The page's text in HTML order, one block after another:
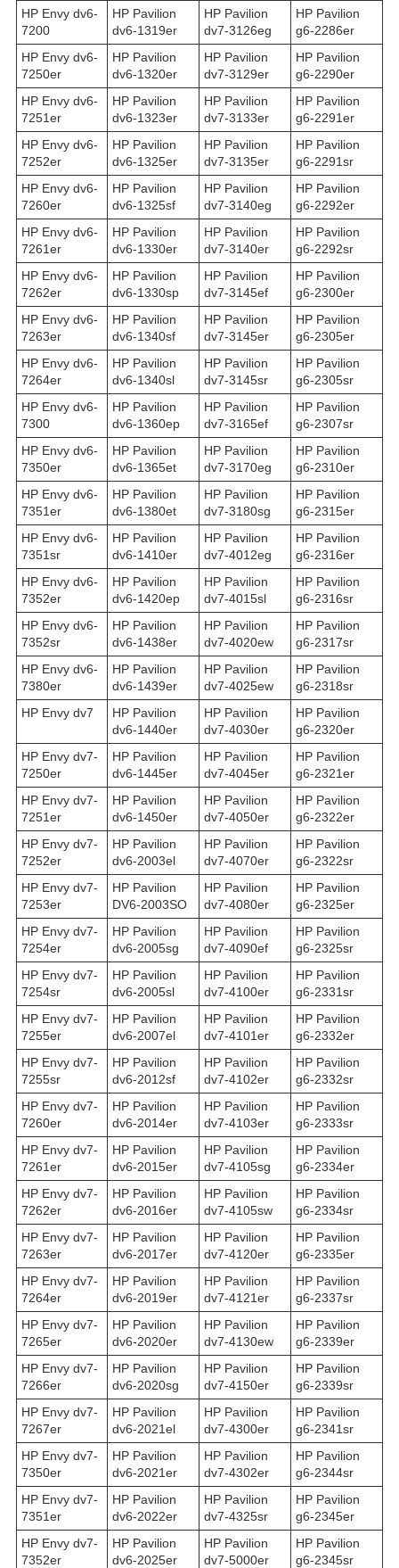
HP Envy dv6-
7200
HP Pavilion
dv6-1319er
HP Pavilion
dv7-3126eg
HP Pavilion
g6-2286er
HP Envy dv6-
7250er
HP Pavilion
dv6-1320er
HP Pavilion
dv7-3129er
HP Pavilion
g6-2290er
HP Envy dv6-
7251er
HP Pavilion
dv6-1323er
HP Pavilion
dv7-3133er
HP Pavilion
g6-2291er
HP Envy dv6-
7252er
HP Pavilion
dv6-1325er
HP Pavilion
dv7-3135er
HP Pavilion
g6-2291sr
HP Envy dv6-
7260er
HP Pavilion
dv6-1325sf
HP Pavilion
dv7-3140eg
HP Pavilion
g6-2292er
HP Envy dv6-
7261er
HP Pavilion
dv6-1330er
HP Pavilion
dv7-3140er
HP Pavilion
g6-2292sr
HP Envy dv6-
7262er
HP Pavilion
dv6-1330sp
HP Pavilion
dv7-3145ef
HP Pavilion
g6-2300er
HP Envy dv6-
7263er
HP Pavilion
dv6-1340sf
HP Pavilion
dv7-3145er
HP Pavilion
g6-2305er
HP Envy dv6-
7264er
HP Pavilion
dv6-1340sl
HP Pavilion
dv7-3145sr
HP Pavilion
g6-2305sr
HP Envy dv6-
7300
HP Pavilion
dv6-1360ep
HP Pavilion
dv7-3165ef
HP Pavilion
g6-2307sr
HP Envy dv6-
7350er
HP Pavilion
dv6-1365et
HP Pavilion
dv7-3170eg
HP Pavilion
g6-2310er
HP Envy dv6-
7351er
HP Pavilion
dv6-1380et
HP Pavilion
dv7-3180sg
HP Pavilion
g6-2315er
HP Envy dv6-
7351sr
HP Pavilion
dv6-1410er
HP Pavilion
dv7-4012eg
HP Pavilion
g6-2316er
HP Envy dv6-
7352er
HP Pavilion
dv6-1420ep
HP Pavilion
dv7-4015sl
HP Pavilion
g6-2316sr
HP Envy dv6-
7352sr
HP Pavilion
dv6-1438er
HP Pavilion
dv7-4020ew
HP Pavilion
g6-2317sr
HP Envy dv6-
7380er
HP Pavilion
dv6-1439er
HP Pavilion
dv7-4025ew
HP Pavilion
g6-2318sr
HP Envy dv7
HP Pavilion
dv6-1440er
HP Pavilion
dv7-4030er
HP Pavilion
g6-2320er
HP Envy dv7-
7250er
HP Pavilion
dv6-1445er
HP Pavilion
dv7-4045er
HP Pavilion
g6-2321er
HP Envy dv7-
7251er
HP Pavilion
dv6-1450er
HP Pavilion
dv7-4050er
HP Pavilion
g6-2322er
HP Envy dv7-
7252er
HP Pavilion
dv6-2003el
HP Pavilion
dv7-4070er
HP Pavilion
g6-2322sr
HP Envy dv7-
7253er
HP Pavilion
DV6-2003SO
HP Pavilion
dv7-4080er
HP Pavilion
g6-2325er
HP Envy dv7-
7254er
HP Pavilion
dv6-2005sg
HP Pavilion
dv7-4090ef
HP Pavilion
g6-2325sr
HP Envy dv7-
7254sr
HP Pavilion
dv6-2005sl
HP Pavilion
dv7-4100er
HP Pavilion
g6-2331sr
HP Envy dv7-
7255er
HP Pavilion
dv6-2007el
HP Pavilion
dv7-4101er
HP Pavilion
g6-2332er
HP Envy dv7-
7255sr
HP Pavilion
dv6-2012sf
HP Pavilion
dv7-4102er
HP Pavilion
g6-2332sr
HP Envy dv7-
7260er
HP Pavilion
dv6-2014er
HP Pavilion
dv7-4103er
HP Pavilion
g6-2333sr
HP Envy dv7-
7261er
HP Pavilion
dv6-2015er
HP Pavilion
dv7-4105sg
HP Pavilion
g6-2334er
HP Envy dv7-
7262er
HP Pavilion
dv6-2016er
HP Pavilion
dv7-4105sw
HP Pavilion
g6-2334sr
HP Envy dv7-
7263er
HP Pavilion
dv6-2017er
HP Pavilion
dv7-4120er
HP Pavilion
g6-2335er
HP Envy dv7-
7264er
HP Pavilion
dv6-2019er
HP Pavilion
dv7-4121er
HP Pavilion
g6-2337sr
HP Envy dv7-
7265er
HP Pavilion
dv6-2020er
HP Pavilion
dv7-4130ew
HP Pavilion
g6-2339er
HP Envy dv7-
7266er
HP Pavilion
dv6-2020sg
HP Pavilion
dv7-4150er
HP Pavilion
g6-2339sr
HP Envy dv7-
7267er
HP Pavilion
dv6-2021el
HP Pavilion
dv7-4300er
HP Pavilion
g6-2341sr
HP Envy dv7-
7350er
HP Pavilion
dv6-2021er
HP Pavilion
dv7-4302er
HP Pavilion
g6-2344sr
HP Envy dv7-
7351er
HP Pavilion
dv6-2022er
HP Pavilion
dv7-4325sr
HP Pavilion
g6-2345er
HP Envy dv7-
7352er
HP Pavilion
dv6-2025er
HP Pavilion
dv7-5000er
HP Pavilion
g6-2345sr